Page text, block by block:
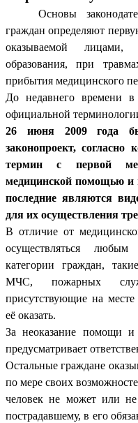
Основы
граждан определяют
оказываемой
образования, при
прибытия медицинского
До недавнего времени
официальной
26 июня 2009 года
законопроект, согласно
термин с первой
медицинской помощью
последние являются
для их осуществления
В отличие от
осуществляться
категории граждан,
МЧС, пожарных
присутствующие на
её оказать.
За неоказание помощи
предусматривает
Остальные граждане
по мере своих
человек не может или
пострадавшему, в его